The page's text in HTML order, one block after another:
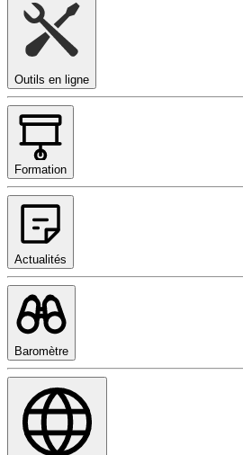
Outils en ligne
Formation
Actualités
Baromètre